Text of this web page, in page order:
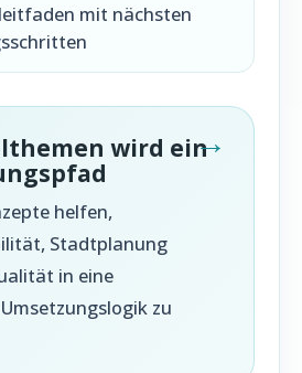
mit nächsten
wird ein
helfen,
Stadtplanung
in eine
zu